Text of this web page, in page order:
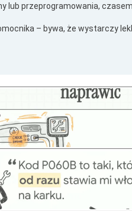
lub przeprogramowania, czasem
– bywa, że wystarczy